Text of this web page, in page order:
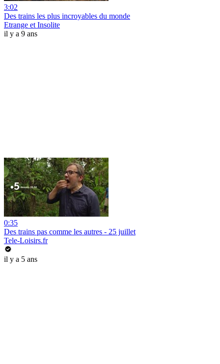
3:02
Des trains les plus incroyables du monde
Etrange et Insolite
il y a 9 ans
0:35
Des trains pas comme les autres - 25 juillet
Tele-Loisirs.fr
il y a 5 ans